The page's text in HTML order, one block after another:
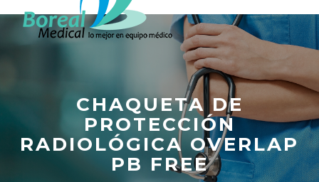
CHAQUETA DE
PROTECCIÓN
RADIOLÓGICA OVERLAP
PB FREE